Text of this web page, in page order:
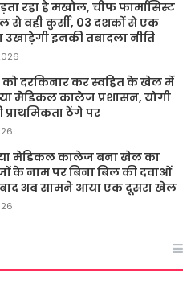
रहा है मखौल, चीफ फार्मासिस्ट
से वही कुर्सी, 03 दशकों से एक
उखाड़ेगी इनकी तबादला नीति
को दरकिनार कर स्वहित के खेल में
मेडिकल कालेज प्रशासन, योगी
ठेंगे पर
मेडिकल कालेज बना खेल का
के नाम पर बिना बिल की दवाओं
अब सामने आया एक दूसरा खेल